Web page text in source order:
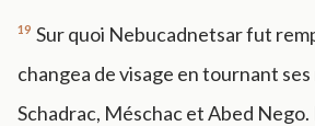
19 Sur quoi Nebucadnetsar fut
changea de visage en tournant
Schadrac, Méschac et Abed